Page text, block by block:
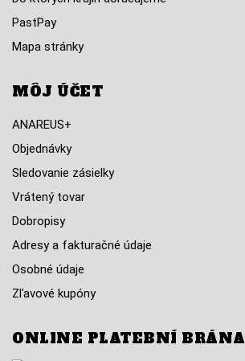
PastPay
Mapa stránky
MÔJ ÚČET
ANAREUS+
Objednávky
Sledovanie zásielky
Vrátený tovar
Dobropisy
Adresy a fakturačné údaje
Osobné údaje
Zľavové kupóny
ONLINE PLATEBNÍ BRÁNA